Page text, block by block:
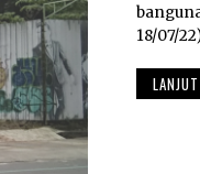
18/07/